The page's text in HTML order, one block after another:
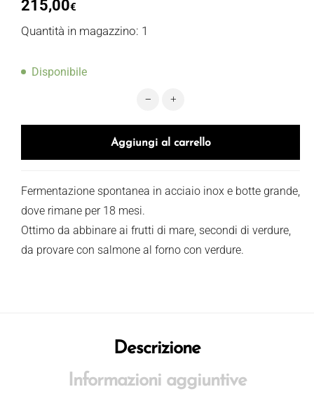
215,00€
Quantità in magazzino: 1
Disponibile
CHATEAUX DE BERU CHABLIS
Aggiungi al carrello
Fermentazione spontanea in acciaio inox e botte grande,
dove rimane per 18 mesi.
Ottimo da abbinare ai frutti di mare, secondi di verdure,
da provare con salmone al forno con verdure.
Descrizione
Informazioni aggiuntive